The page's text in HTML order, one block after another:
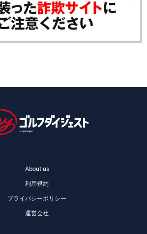
About us
利用規約
プライバシーポリシー
運営会社